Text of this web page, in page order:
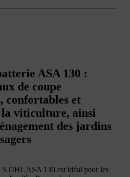
ASA 130 :
de coupe
confortables et
la viticulture, ainsi
des jardins
STIHL ASA 130 est idéal pour les